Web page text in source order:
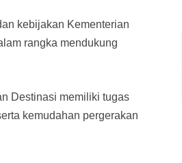
kebijakan Kementerian
rangka mendukung
Destinasi memiliki tugas
kemudahan pergerakan